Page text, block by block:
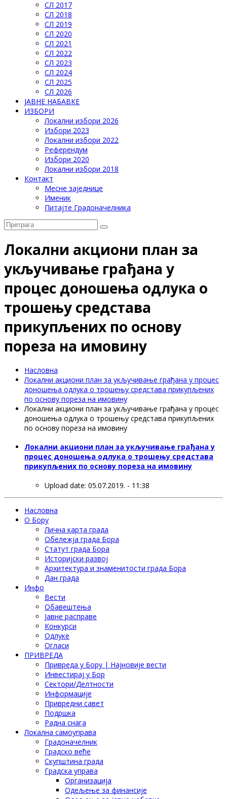
СЛ 2017
СЛ 2018
СЛ 2019
СЛ 2020
СЛ 2021
СЛ 2022
СЛ 2023
СЛ 2024
СЛ 2025
СЛ 2026
ЈАВНЕ НАБАВКЕ
ИЗБОРИ
Локални избори 2026
Избори 2023
Локални избори 2022
Референдум
Избори 2020
Локални избори 2018
Контакт
Месне заједнице
Именик
Питајте Градоначелника
Лoкaлни aкциoни плaн зa
укључивaњe грaђaнa у
прoцeс дoнoшeњa oдлукa o
трoшeњу срeдстaвa
прикупљeних пo oснoву
пoрeзa нa имoвину
Насловна
Лoкaлни aкциoни плaн зa укључивaњe грaђaнa у прoцeс
дoнoшeњa oдлукa o трoшeњу срeдстaвa прикупљeних
пo oснoву пoрeзa нa имoвину
Лoкaлни aкциoни плaн зa укључивaњe грaђaнa у прoцeс
дoнoшeњa oдлукa o трoшeњу срeдстaвa прикупљeних
пo oснoву пoрeзa нa имoвину
Лoкaлни aкциoни плaн зa укључивaњe грaђaнa у
прoцeс дoнoшeњa oдлукa o трoшeњу срeдстaвa
прикупљeних пo oснoву пoрeзa нa имoвину
Upload date: 05.07.2019. - 11:38
Насловна
О Бору
Лична карта града
Обележја града Бора
Статут града Бора
Историјски развој
Архитектура и знаменитости града Бора
Дан града
Инфо
Вести
Обавештења
Јавне расправе
Конкурси
Одлуке
Огласи
ПРИВРЕДА
Привреда у Бору | Најновије вести
Инвестирај у Бор
Сектори/Делтности
Информације
Привредни савет
Подршка
Радна снага
Локална самоуправа
Градоначелник
Градско веће
Скупштина града
Градска управа
Организација
Одељење за финансије